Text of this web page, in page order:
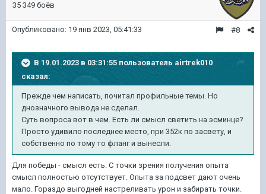
35 349 боёв
#8
Опубликовано: 19 янв 2023, 05:41:33
В 19.01.2023 в 03:31:55 пользователь airtrek010
сказал:
Прежде чем написать, почитал профильные темы. Но
днозначного вывода не сделал.
Суть вопроса вот в чем. Есть ли смысл светить на эсминце?
Просто удивило последнее место, при 352к по засвету, и
собственно по тому то фланг и вынесли.
Для победы - смысл есть. С точки зрения получения опыта
смысл полностью отсутствует. Опыта за подсвет дают очень
мало. Гораздо выгодней настреливать урон и забирать точки.